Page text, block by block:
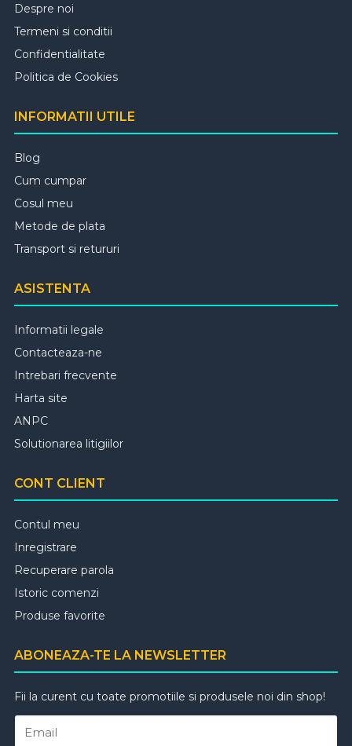
Despre noi
Termeni si conditii
Confidentialitate
Politica de Cookies
INFORMATII UTILE
Blog
Cum cumpar
Cosul meu
Metode de plata
Transport si retururi
ASISTENTA
Informatii legale
Contacteaza-ne
Intrebari frecvente
Harta site
ANPC
Solutionarea litigiilor
CONT CLIENT
Contul meu
Inregistrare
Recuperare parola
Istoric comenzi
Produse favorite
ABONEAZA-TE LA NEWSLETTER
Fii la curent cu toate promotiile si produsele noi din shop!
Email